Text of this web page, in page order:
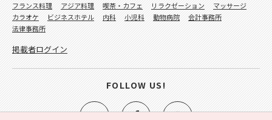
フランス料理
アジア料理 喫茶・カフェ リラクゼーション
マッサージ
カラオケ
ビジネスホテル 内科 小児科 動物病院
会計事務所
法律事務所
掲載者ログイン
FOLLOW US!